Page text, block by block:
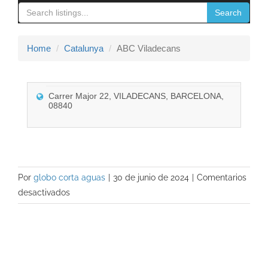
Contacto
navigation
Search
Home Catalunya ABC Viladecans
Carrer Major 22, VILADECANS, BARCELONA,
08840
Por globo corta aguas 30 de junio de 2024
Comentarios
desactivadosen
ABC